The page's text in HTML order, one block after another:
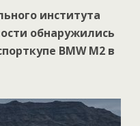
института
обнаружились
BMW M2 в